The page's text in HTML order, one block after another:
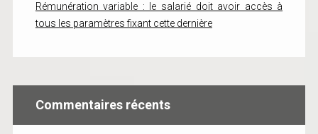
Rémunération variable : le salarié doit avoir accès à
tous les paramètres fixant cette dernière
Commentaires récents